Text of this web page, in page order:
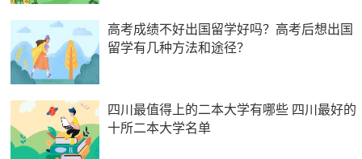
高考成绩不好出国留学好吗？高考后想出国
留学有几种方法和途径？
四川最值得上的二本大学有哪些 四川最好的
十所二本大学名单